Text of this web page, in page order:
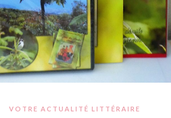
VOTRE ACTUALITÉ LITTÉRAIRE